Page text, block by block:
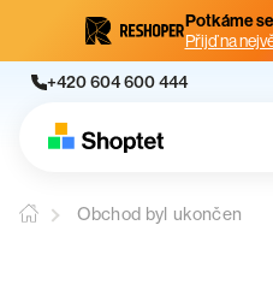
Potkáme
Přijď na
+420 604 600 444
Obchod byl ukončen